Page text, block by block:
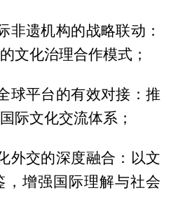
非遗机构的战略联动：
文化治理合作模式；
球平台的有效对接：推
际文化交流体系；
外交的深度融合：以文
，增强国际理解与社会